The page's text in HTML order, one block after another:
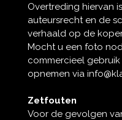
Overtreding hiervan
auteursrecht en de
verhaald op de
Mocht u een foto
commercieel
opnemen via
Zetfouten
Voor de gevolgen